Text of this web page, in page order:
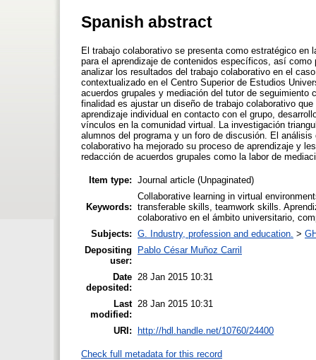
Spanish abstract
El trabajo colaborativo se presenta como estratégico
para el aprendizaje de contenidos específicos, así
analizar los resultados del trabajo colaborativo en el
contextualizado en el Centro Superior de Estudios
acuerdos grupales y mediación del tutor de
finalidad es ajustar un diseño de trabajo colaborativo
aprendizaje individual en contacto con el grupo,
vínculos en la comunidad virtual. La investigación
alumnos del programa y un foro de discusión. El
colaborativo ha mejorado su proceso de aprendizaje y
redacción de acuerdos grupales como la labor de
Item type: Journal article (Unpaginated)
Keywords:
Collaborative learning in virtual
transferable skills, teamwork skills.
colaborativo en el ámbito universitario,
Subjects: G. Industry, profession and education. >
Depositing
user:
Pablo César Muñoz Carril
Date
deposited:
28 Jan 2015 10:31
Last
modified:
28 Jan 2015 10:31
URI: http://hdl.handle.net/10760/24400
Check full metadata for this record